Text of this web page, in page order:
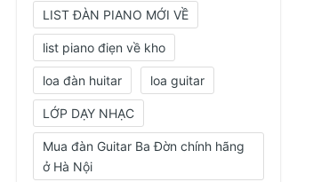
LIST ĐÀN PIANO MỚI VỀ
list piano điẹn về kho
loa đàn huitar loa guitar
LỚP DẠY NHẠC
Mua đàn Guitar Ba Đờn chính hãng
ở Hà Nội